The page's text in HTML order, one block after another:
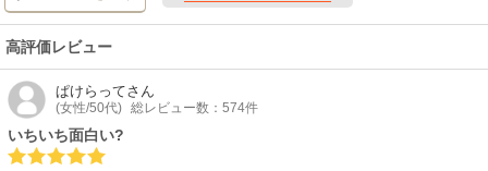
高評価レビュー
ぱけらってさん
(女性/50代) 総レビュー数：574件
いちいち面白い?